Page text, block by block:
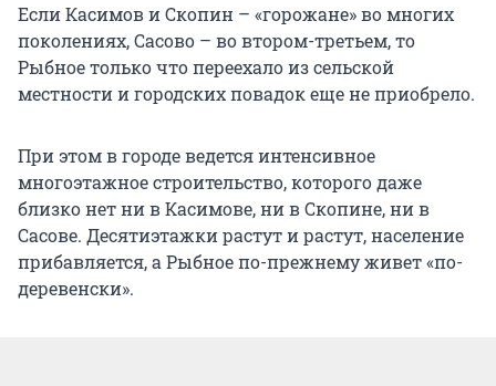
Если Касимов и Скопин – «горожане» во многих
поколениях, Сасово – во втором-третьем, то
Рыбное только что переехало из сельской
местности и городских повадок еще не приобрело.
При этом в городе ведется интенсивное
многоэтажное строительство, которого даже
близко нет ни в Касимове, ни в Скопине, ни в
Сасове. Десятиэтажки растут и растут, население
прибавляется, а Рыбное по-прежнему живет «по-
деревенски».